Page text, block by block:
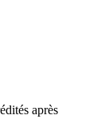
après